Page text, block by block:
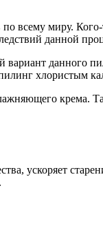
всему миру.
данной
данного
хлористым
ускоряет